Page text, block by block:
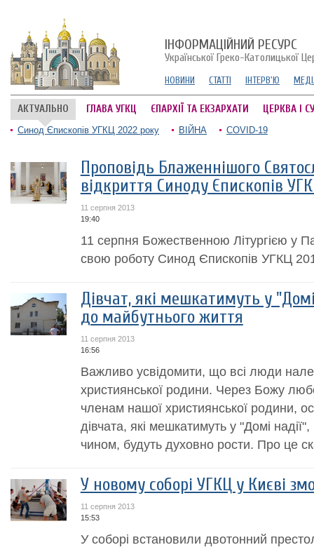
ІНФОРМАЦІЙНИЙ РЕСУРС
Української Греко-Католицької
НОВИНИ СТАТТІ ІНТЕРВ'Ю
АКТУАЛЬНО ГЛАВА УГКЦ ЄПАРХІЇ ТА ЕКЗАРХАТИ ЦЕРКВА І
Синод Єпископів УГКЦ 2022 року ВІЙНА COVID-19
Проповідь Блаженнішого
відкриття Синоду Єпископів
11 серпня 2013
19:40
11 серпня Божественною Літургією у
свою роботу Синод Єпископів УГКЦ
Дівчат, які мешкатимуть у
до майбутнього життя
11 серпня 2013
16:56
Важливо усвідомити, що всі люди
християнської родини. Через Божу
членам нашої християнської родини,
дівчата, які мешкатимуть у "Домі
чином, будуть духовно рости. Про це
У новому соборі УГКЦ у Києві
11 серпня 2013
15:53
У соборі встановили двотонний